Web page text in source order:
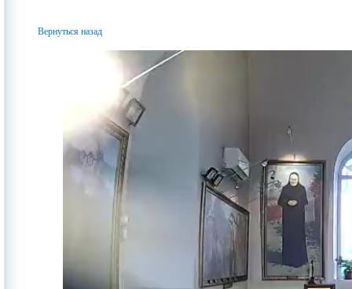
Вернуться назад